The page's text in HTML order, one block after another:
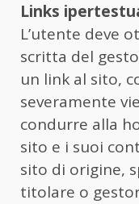
Links
L’utente deve
scritta del
un link al sito,
severamente
condurre alla
sito e i suoi
sito di origine,
titolare o